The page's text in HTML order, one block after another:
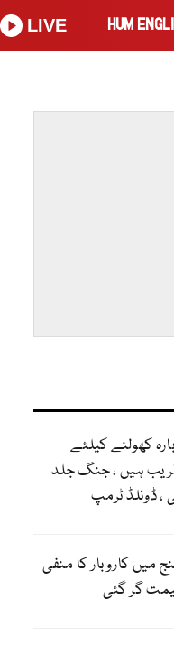
HUM
LIVE
کھولنے کیلئے
ہیں ، جنگ جلد
، ڈونلڈ ٹرمپ
میں کاروبار کا منفی
گر گئی